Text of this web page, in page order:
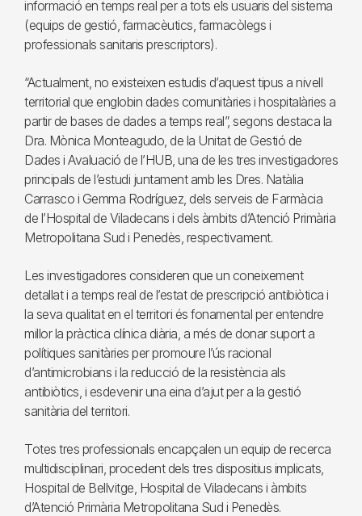
informació en temps real per a tots els usuaris del sistema
(equips de gestió, farmacèutics, farmacòlegs i
professionals sanitaris prescriptors).
“Actualment, no existeixen estudis d’aquest tipus a nivell
territorial que englobin dades comunitàries i hospitalàries a
partir de bases de dades a temps real”, segons destaca la
Dra. Mònica Monteagudo, de la Unitat de Gestió de
Dades i Avaluació de l’HUB, una de les tres investigadores
principals de l’estudi juntament amb les Dres. Natàlia
Carrasco i Gemma Rodríguez, dels serveis de Farmàcia
de l’Hospital de Viladecans i dels àmbits d’Atenció Primària
Metropolitana Sud i Penedès, respectivament.
Les investigadores consideren que un coneixement
detallat i a temps real de l’estat de prescripció antibiòtica i
la seva qualitat en el territori és fonamental per entendre
millor la pràctica clínica diària, a més de donar suport a
polítiques sanitàries per promoure l’ús racional
d’antimicrobians i la reducció de la resistència als
antibiòtics, i esdevenir una eina d’ajut per a la gestió
sanitària del territori.
Totes tres professionals encapçalen un equip de recerca
multidisciplinari, procedent dels tres dispositius implicats,
Hospital de Bellvitge, Hospital de Viladecans i àmbits
d’Atenció Primària Metropolitana Sud i Penedès.